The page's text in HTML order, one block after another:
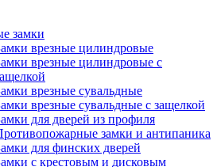
замки
врезные цилиндровые
врезные цилиндровые с
врезные сувальдные
врезные сувальдные с защелкой
для дверей из профиля
замки и антипаника
для финских дверей
с крестовым и дисковым